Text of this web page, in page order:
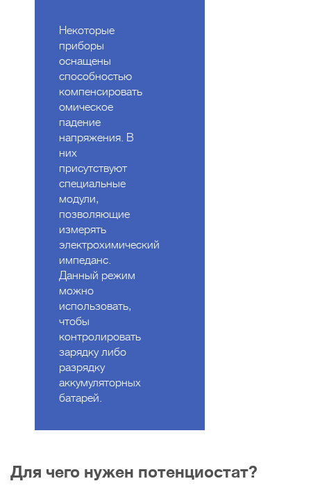
Некоторые
приборы
оснащены
способностью
компенсировать
омическое
падение
напряжения. В
них
присутствуют
специальные
модули,
позволяющие
измерять
электрохимический
импеданс.
Данный режим
можно
использовать,
чтобы
контролировать
зарядку либо
разрядку
аккумуляторных
батарей.
Для чего нужен потенциостат?